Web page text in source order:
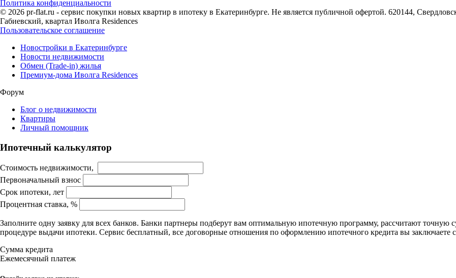
Политика конфиденциальности
© 2026 pr-flat.ru - сервис покупки новых квартир в ипотеку в Екатеринбурге. Не является публичной офертой. 620144,
Габиевский, квартал Иволга Residences
Пользовательское соглашение
Новостройки в Екатеринбурге
Новости недвижимости
Обмен (Trade-in) жилья
Премиум-дома Иволга Residences
Форум
Блог о недвижимости
Квартиры
Личный помощник
Ипотечный калькулятор
Стоимость недвижимости,
Первоначальный взнос
Срок ипотеки, лет
Процентная ставка, %
Заполните одну заявку для всех банков. Банки партнеры подберут вам оптимальную ипотечную программу, рассчитают точную
процедуре выдачи ипотеки. Сервис бесплатный, все договорные отношения по оформлению ипотечного кредита вы заключаете
Сумма кредита
Ежемесячный платеж